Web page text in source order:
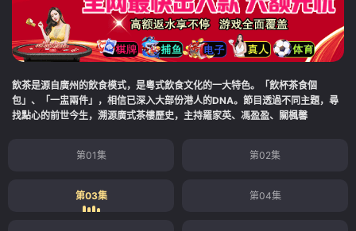
飲茶是源自廣州的飲食模式，是粵式飲食文化的一大特色。「飲杯茶食個
包」、「一盅兩件」，相信已深入大部份港人的DNA。節目透過不同主題，尋
找點心的前世今生，溯源廣式茶樓歷史，主持羅家英、馮盈盈、關楓馨
第01集 第02集
第03集 第04集